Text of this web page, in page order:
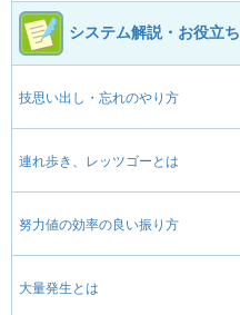
システム解説・お役立ち
技思い出し・忘れのやり方
連れ歩き、レッツゴーとは
努力値の効率の良い振り方
大量発生とは